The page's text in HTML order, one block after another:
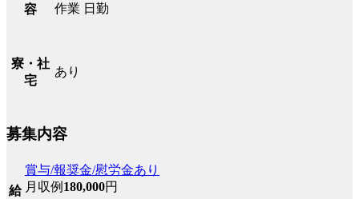
容
作業 日勤
寮・社
宅
あり
募集内容
給
賞与/報奨金/慰労金あり
月収例 180,000円